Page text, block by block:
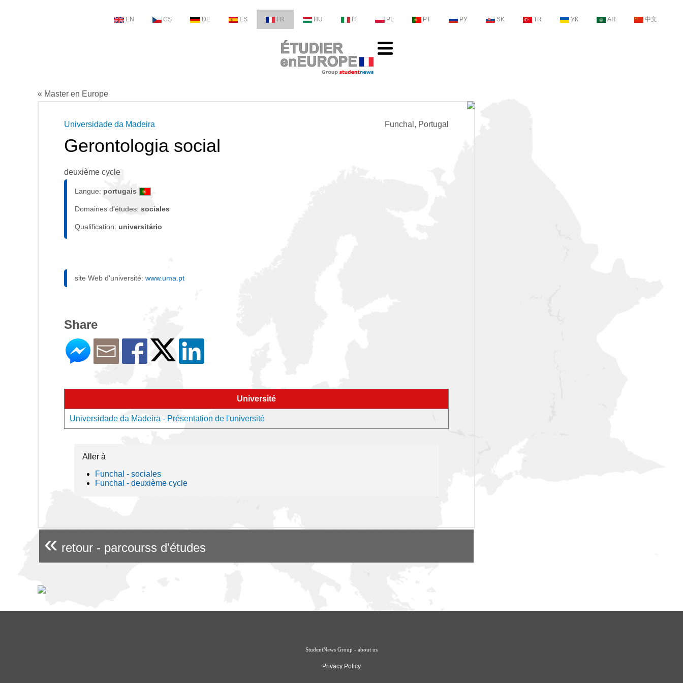
EN CS DE ES FR HU IT PL PT РУ SK TR УК AR 中文
« Master en Europe
Funchal, Portugal
Universidade da Madeira
Gerontologia social
deuxième cycle
Langue: portugais
Domaines d'études: sociales
Qualification: universitário
site Web d'université: www.uma.pt
Share
Université
Universidade da Madeira - Présentation de l'université
Aller à
Funchal - sociales
Funchal - deuxième cycle
« retour - parcourss d'études
StudentNews Group - about us
Privacy Policy